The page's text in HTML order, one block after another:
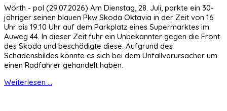
Wörth - pol (29.07.2026) Am Dienstag, 28. Juli, parkte ein 30-
jähriger seinen blauen Pkw Skoda Oktavia in der Zeit von 16
Uhr bis 19:10 Uhr auf dem Parkplatz eines Supermarktes im
Auweg 44. In dieser Zeit fuhr ein Unbekannter gegen die Front
des Skoda und beschädigte diese. Aufgrund des
Schadensbildes könnte es sich bei dem Unfallverursacher um
einen Radfahrer gehandelt haben.
Weiterlesen ...